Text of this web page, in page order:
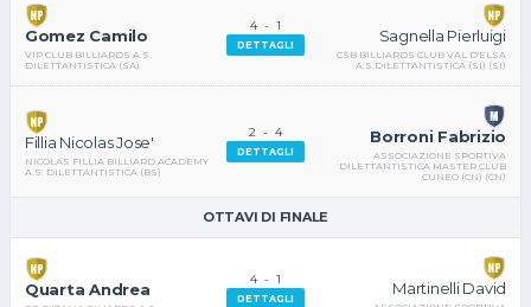
Gomez Camilo
VIP CLUB BILLIARDS A.S.
DILETTANTISTICA (SA)
4- 1
DETTAGLI
Sagnella Pierluigi
CSB BILLIARDS CLUB VAL D'ELSA
A.S.DILETTANTISTICA (SI) (SI)
Fillia Nicolas Jose'
NICOLAS FILLIA BILLIARD ACADEMY
A.S. DILETTANTISTICA (BS)
2- 4
DETTAGLI
Borroni Fabrizio
ASSOCIAZIONE SPORTIVA
DILETTANTISTICA MASTER CLUB
CUNEO (CN) (CN)
OTTAVI DI FINALE
Quarta Andrea
4- 1
DETTAGLI
Martinelli David